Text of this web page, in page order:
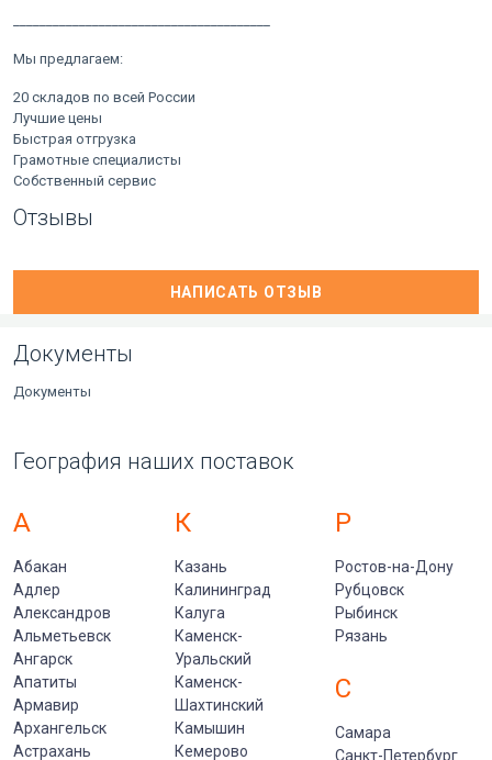
Мы предлагаем:
20 складов по всей России
Лучшие цены
Быстрая отгрузка
Грамотные специалисты
Собственный сервис
Отзывы
НАПИСАТЬ ОТЗЫВ
Документы
Документы
География наших поставок
А
Абакан
Адлер
Александров
Альметьевск
Ангарск
Апатиты
Армавир
Архангельск
Астрахань
К
Казань
Калининград
Калуга
Каменск-
Уральский
Каменск-
Шахтинский
Камышин
Кемерово
Р
Ростов-на-Дону
Рубцовск
Рыбинск
Рязань
С
Самара
Санкт-Петербург